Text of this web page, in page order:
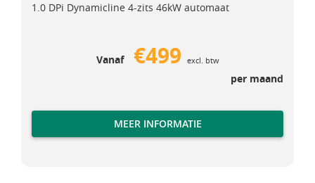
1.0 DPi Dynamicline 4-zits 46kW automaat
Vanaf €499 excl. btw
per maand
MEER INFORMATIE